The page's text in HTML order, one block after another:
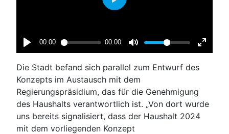
Die Stadt befand sich parallel zum Entwurf des
Konzepts im Austausch mit dem
Regierungspräsidium, das für die Genehmigung
des Haushalts verantwortlich ist. „Von dort wurde
uns bereits signalisiert, dass der Haushalt 2024
mit dem vorliegenden Konzept